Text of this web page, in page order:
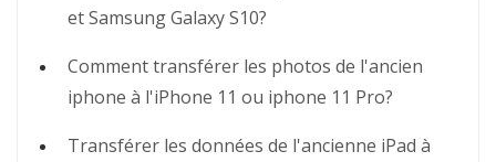
et Samsung Galaxy S10?
Comment transférer les photos de l'ancien
iphone à l'iPhone 11 ou iphone 11 Pro?
Transférer les données de l'ancienne iPad à